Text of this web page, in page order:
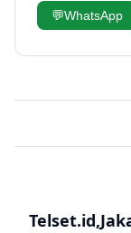
💬WhatsApp